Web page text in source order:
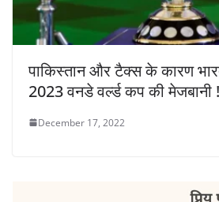
पाकिस्तान और टैक्स के कारण
2023 वनडे वर्ल्ड कप की मेजबानी !
December 17, 2022